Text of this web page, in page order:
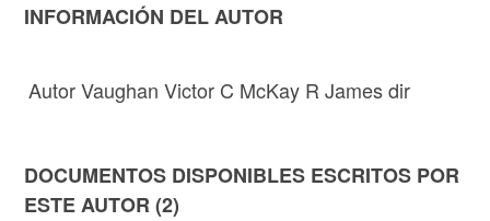
INFORMACIÓN DEL AUTOR
Autor Vaughan Victor C McKay R James dir
DOCUMENTOS DISPONIBLES ESCRITOS POR
ESTE AUTOR (2)